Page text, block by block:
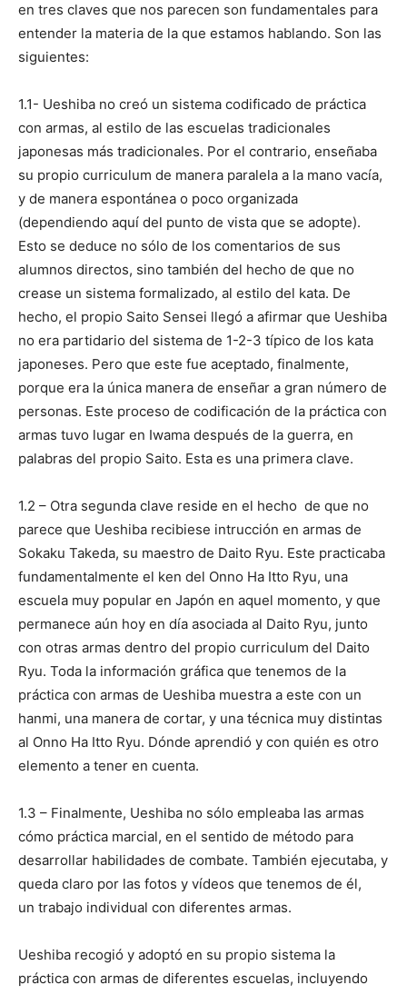
en tres claves que nos parecen son fundamentales para
entender la materia de la que estamos hablando. Son las
siguientes:
1.1- Ueshiba no creó un sistema codificado de práctica
con armas, al estilo de las escuelas tradicionales
japonesas más tradicionales. Por el contrario, enseñaba
su propio curriculum de manera paralela a la mano vacía,
y de manera espontánea o poco organizada
(dependiendo aquí del punto de vista que se adopte).
Esto se deduce no sólo de los comentarios de sus
alumnos directos, sino también del hecho de que no
crease un sistema formalizado, al estilo del kata. De
hecho, el propio Saito Sensei llegó a afirmar que Ueshiba
no era partidario del sistema de 1-2-3 típico de los kata
japoneses. Pero que este fue aceptado, finalmente,
porque era la única manera de enseñar a gran número de
personas. Este proceso de codificación de la práctica con
armas tuvo lugar en Iwama después de la guerra, en
palabras del propio Saito. Esta es una primera clave.
1.2 – Otra segunda clave reside en el hecho de que no
parece que Ueshiba recibiese intrucción en armas de
Sokaku Takeda, su maestro de Daito Ryu. Este practicaba
fundamentalmente el ken del Onno Ha Itto Ryu, una
escuela muy popular en Japón en aquel momento, y que
permanece aún hoy en día asociada al Daito Ryu, junto
con otras armas dentro del propio curriculum del Daito
Ryu. Toda la información gráfica que tenemos de la
práctica con armas de Ueshiba muestra a este con un
hanmi, una manera de cortar, y una técnica muy distintas
al Onno Ha Itto Ryu. Dónde aprendió y con quién es otro
elemento a tener en cuenta.
1.3 – Finalmente, Ueshiba no sólo empleaba las armas
cómo práctica marcial, en el sentido de método para
desarrollar habilidades de combate. También ejecutaba, y
queda claro por las fotos y vídeos que tenemos de él,
un trabajo individual con diferentes armas.
Ueshiba recogió y adoptó en su propio sistema la
práctica con armas de diferentes escuelas, incluyendo